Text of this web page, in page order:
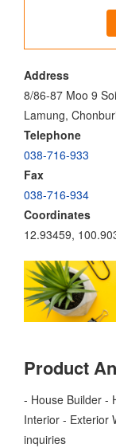
Address
8/86-87 Moo 9
Lamung,
Telephone
038-716-933
Fax
038-716-934
Coordinates
12.93459,
Product
- House Builder -
Interior - Exterior
inquiries